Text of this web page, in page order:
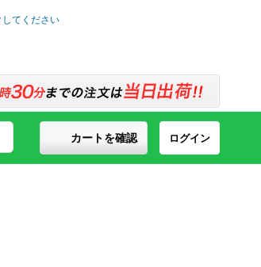
ログイン
カートを確認